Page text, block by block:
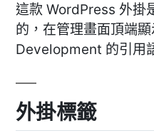
這款 WordPress 外掛
的，在管理畫面頂端
Development 的引用
外掛標籤